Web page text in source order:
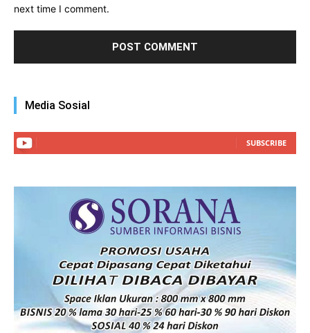
next time I comment.
Media Sosial
SUBSCRIBE